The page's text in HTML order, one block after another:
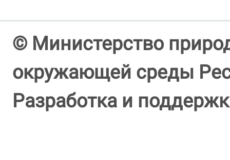
© Министерство
окружающей среды
Разработка и